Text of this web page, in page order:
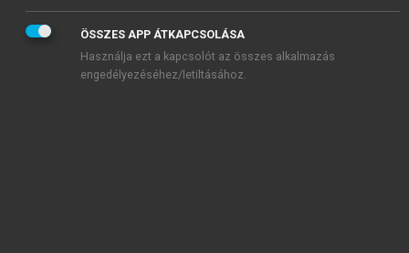
ÖSSZES APP ÁTKAPCSOLÁSA
Használja ezt a kapcsolót az összes alkalmazás
engedélyezéséhez/letiltásához.